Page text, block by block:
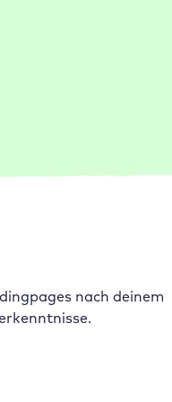
nach deinem